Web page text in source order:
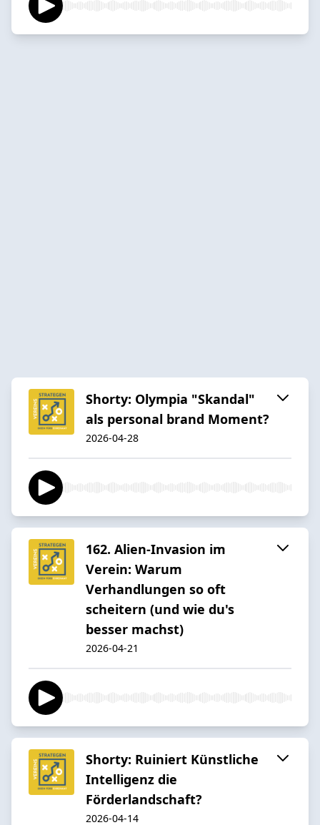
Shorty: Olympia "Skandal"
als personal brand Moment?
2026-04-28
162. Alien-Invasion im
Verein: Warum
Verhandlungen so oft
scheitern (und wie du's
besser machst)
2026-04-21
Shorty: Ruiniert Künstliche
Intelligenz die
Förderlandschaft?
2026-04-14